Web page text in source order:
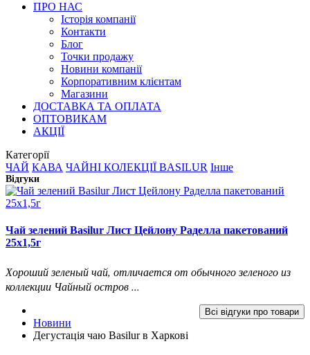
ПРО НАС
Історія компанії
Контакти
Блог
Точки продажу
Новини компанії
Корпоративним клієнтам
Магазини
ДОСТАВКА ТА ОПЛАТА
ОПТОВИКАМ
АКЦІЇ
Категорії
ЧАЙ КАВА ЧАЙНІ КОЛЕКЦІЇ BASILUR Інше
Відгуки
Чай зелений Basilur Лист Цейлону Раделла пакетований
25х1,5г
Хороший зеленый чай, отличается от обычного зеленого из
коллекции Чайный остров ...
Всі відгуки про товари
Новини
Дегустація чаю Вasilur в Харкові